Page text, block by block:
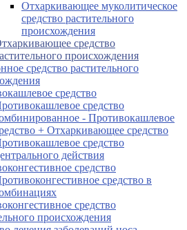
Отхаркивающее муколитическое
средство растительного
происхождения
средство
происхождения
средство растительного
средство
средство
- Противокашлевое
+ Отхаркивающее средство
средство
действия
средство
средство в
средство
происхождения